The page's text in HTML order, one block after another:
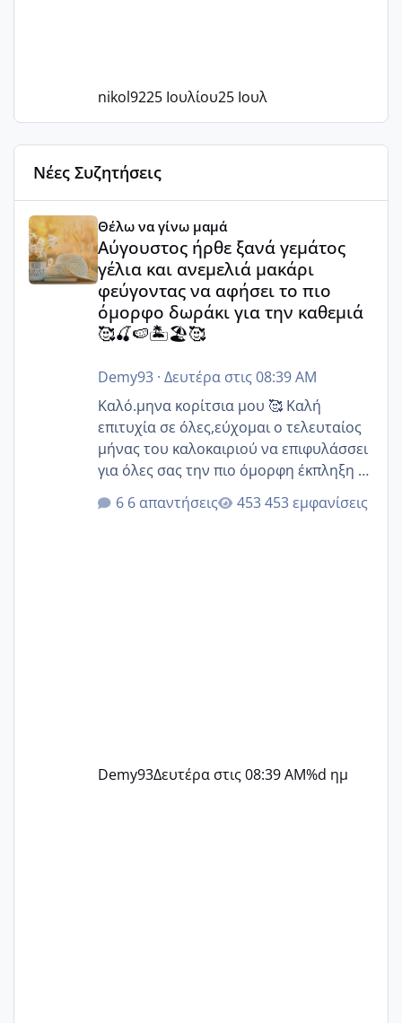
nikol9225 Ιουλίου25 Ιουλ
Νέες Συζητήσεις
Αύγουστος ήρθε ξανά γεμάτος γέλια και ανεμελιά
Θέλω να γίνω μαμά
Αύγουστος ήρθε ξανά γεμάτος
γέλια και ανεμελιά μακάρι
φεύγοντας να αφήσει το πιο
όμορφο δωράκι για την καθεμιά
🥰🍒🍉🏝️🏖️🥰
Demy93· Δευτέρα στις 08:39 AM
Καλό.μηνα κορίτσια μου 🥰 Καλή
επιτυχία σε όλες,εύχομαι ο τελευταίος
μήνας του καλοκαιριού να επιφυλάσσει
για όλες σας την πιο όμορφη έκπληξη 🧿
@Elk @Melikara86 @Παρασκευαιδου
@Zenia z @melitiniღ @Christi.D.
6 απαντήσεις 453 εμφανίσεις
Demy93Δευτέρα στις 08:39 AM%d ημ